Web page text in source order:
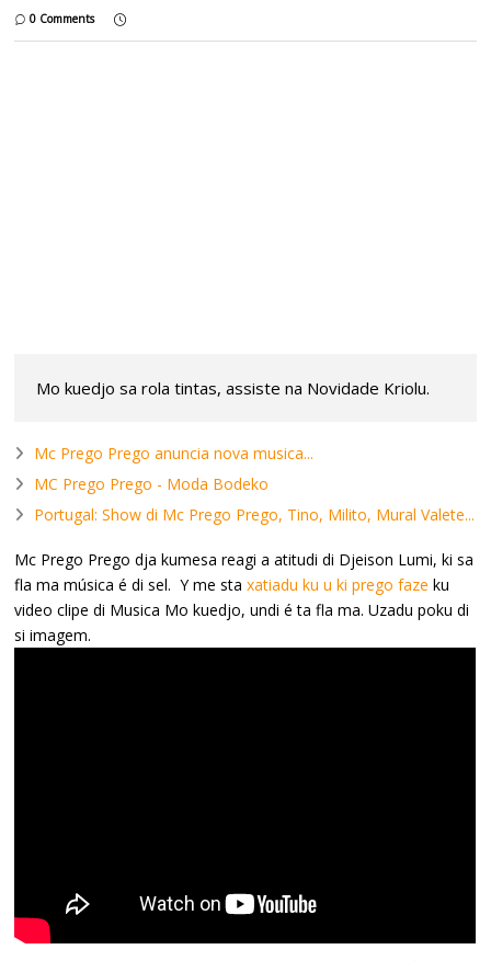
0 Comments
Mo kuedjo sa rola tintas, assiste na Novidade Kriolu.
Mc Prego Prego anuncia nova musica...
MC Prego Prego - Moda Bodeko
Portugal: Show di Mc Prego Prego, Tino, Milito, Mural Valete...
Mc Prego Prego dja kumesa reagi a atitudi di Djeison Lumi, ki sa
fla ma música é di sel. Y me staxatiadu ku u ki prego faze ku
video clipe di Musica Mo kuedjo, undi é ta fla ma. Uzadu poku di
si imagem.